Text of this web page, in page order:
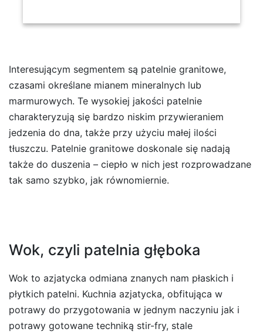
Interesującym segmentem są patelnie granitowe,
czasami określane mianem mineralnych lub
marmurowych. Te wysokiej jakości patelnie
charakteryzują się bardzo niskim przywieraniem
jedzenia do dna, także przy użyciu małej ilości
tłuszczu. Patelnie granitowe doskonale się nadają
także do duszenia – ciepło w nich jest rozprowadzane
tak samo szybko, jak równomiernie.
Wok, czyli patelnia głęboka
Wok to azjatycka odmiana znanych nam płaskich i
płytkich patelni. Kuchnia azjatycka, obfitująca w
potrawy do przygotowania w jednym naczyniu jak i
potrawy gotowane techniką stir-fry, stale